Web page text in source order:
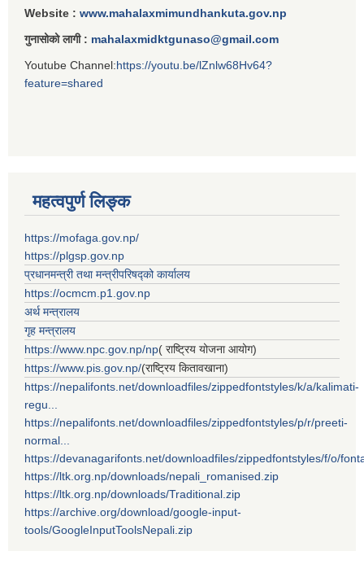
Website : www.mahalaxmimundhankuta.gov.np
गुनासोको लागी : mahalaxmidktgunaso@gmail.com
Youtube Channel:https://youtu.be/lZnlw68Hv64?
feature=shared
महत्वपुर्ण लिङ्क
https://mofaga.gov.np/
https://plgsp.gov.np
प्रधानमन्त्री तथा मन्त्रीपरिषद्को कार्यालय
https://ocmcm.p1.gov.np
अर्थ मन्त्रालय
गृह मन्त्रालय
https://www.npc.gov.np/np( राष्ट्रिय योजना आयोग)
https://www.pis.gov.np/(राष्ट्रिय कितावखाना)
https://nepalifonts.net/downloadfiles/zippedfontstyles/k/a/kalimati-
regu...
https://nepalifonts.net/downloadfiles/zippedfontstyles/p/r/preeti-
normal...
https://devanagarifonts.net/downloadfiles/zippedfontstyles/f/o/
https://ltk.org.np/downloads/nepali_romanised.zip
https://ltk.org.np/downloads/Traditional.zip
https://archive.org/download/google-input-
tools/GoogleInputToolsNepali.zip